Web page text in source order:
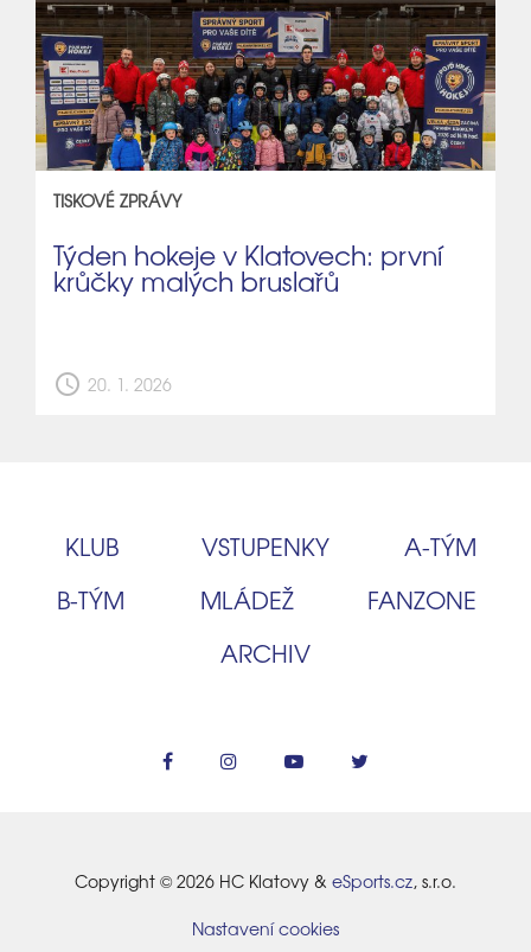
TISKOVÉ ZPRÁVY
Týden hokeje v Klatovech: první
krůčky malých bruslařů
schedule 20. 1. 2026
KLUB VSTUPENKY
A‑TÝM
B‑TÝM
MLÁDEŽ
FANZONE
ARCHIV
Copyright © 2026 HC Klatovy & eSports.cz, s.r.o.
Nastavení cookies